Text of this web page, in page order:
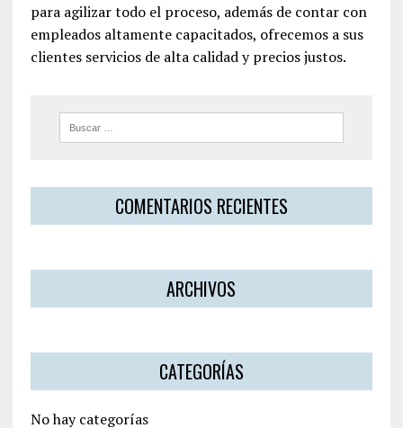
para agilizar todo el proceso, además de contar con
empleados altamente capacitados, ofrecemos a sus
clientes servicios de alta calidad y precios justos.
COMENTARIOS RECIENTES
ARCHIVOS
CATEGORÍAS
No hay categorías